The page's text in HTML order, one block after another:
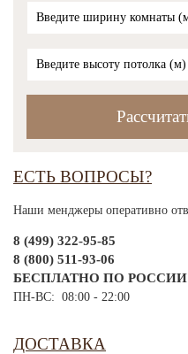
ЕСТЬ ВОПРОСЫ?
Наши менджеры оперативно
8 (499) 322-95-85
8 (800) 511-93-06
БЕСПЛАТНО ПО РОССИИ
ПН-ВС: 08:00 - 22:00
ДОСТАВКА